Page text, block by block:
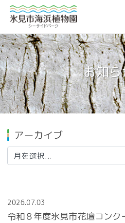
お知ら
2026.07.03
令和８年度氷見市花壇コンク
アーカイブ